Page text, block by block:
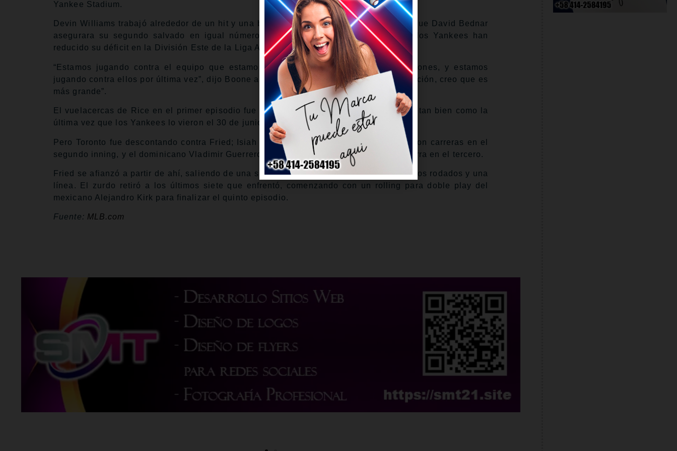
Yankee Stadium.
Devin Williams trabajó alrededor de un hit y una base por bolas en el octavo antes de que David Bednar
asegurara su segundo salvado en igual número de días. Con 19 juegos restantes, los Yankees han
reducido su déficit en la División Este de la Liga Americana a dos juegos.
“Estamos jugando contra el equipo que estamos persiguiendo en la tabla de posiciones, y estamos
jugando contra ellos por última vez”, dijo Boone antes del encuentro. “Así que por definición, creo que es
más grande”.
El vuelacercas de Rice en el primer episodio fue contra Max Scherzer, quien no estuvo tan bien como la
última vez que los Yankees lo vieron el 30 de junio en el Rogers Centre.
Pero Toronto fue descontando contra Fried; Isiah Kiner-Falefa y Nathan Lukes impulsaron carreras en el
segundo inning, y el dominicano Vladimir Guerrero Jr. pegó un doble que empató la pizarra en el tercero.
Fried se afianzó a partir de ahí, saliendo de una situación de dos en base sin outs con dos rodados y una
línea. El zurdo retiró a los últimos siete que enfrentó, comenzando con un rolling para doble play del
mexicano Alejandro Kirk para finalizar el quinto episodio.
Fuente: MLB.com